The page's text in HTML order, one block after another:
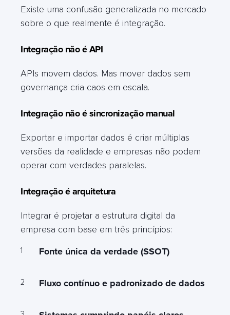
Existe uma confusão generalizada no mercado
sobre o que realmente é integração.
Integração não é API
APIs movem dados. Mas mover dados sem
governança cria caos em escala.
Integração não é sincronização manual
Exportar e importar dados é criar múltiplas
versões da realidade e empresas não podem
operar com verdades paralelas.
Integração é arquitetura
Integrar é projetar a estrutura digital da
empresa com base em três princípios:
Fonte única da verdade (SSOT)
Fluxo contínuo e padronizado de dados